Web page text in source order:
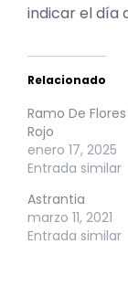
indicar el día
Relacionado
Ramo De
Rojo
enero 17, 2025
Entrada similar
Astrantia
marzo 11, 2021
Entrada similar